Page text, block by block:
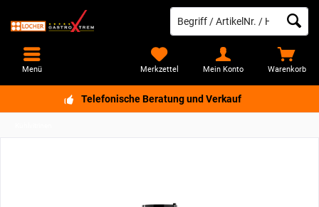
Telefonische Beratung und Verkauf
Warenkorb
Merkzettel Mein Konto
Menü